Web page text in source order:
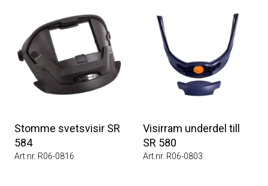
Stomme svetsvisir SR
584
Art.nr. R06-0816
Visirram underdel till
SR 580
Art.nr. R06-0803